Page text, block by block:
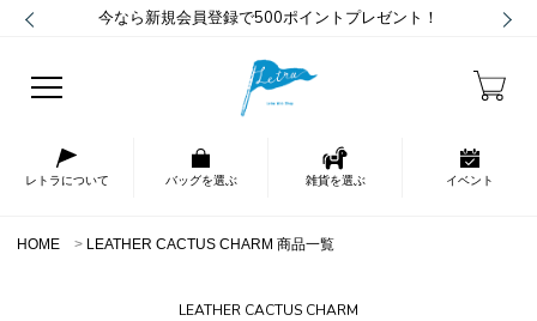
今なら新規会員登録で500ポイントプレゼント！
レトラについて バッグを選ぶ 雑貨を選ぶ イベント
HOME LEATHER CACTUS CHARM 商品一覧
LEATHER CACTUS CHARM